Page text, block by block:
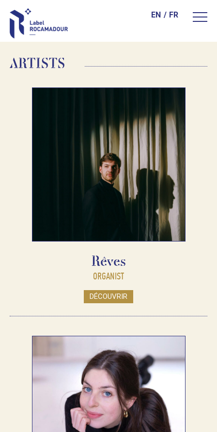
EN FR
ARTISTS
Rêves
ORGANIST
DÉCOUVRIR